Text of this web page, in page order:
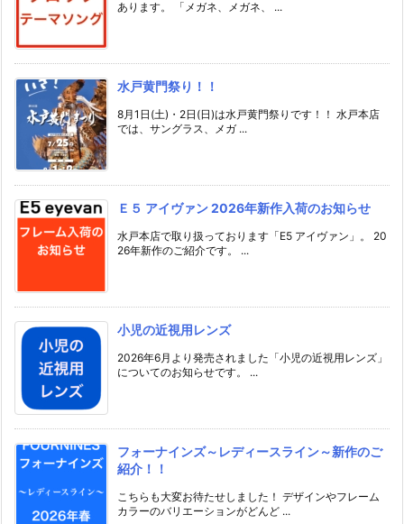
あります。 「メガネ、メガネ、 ...
水戸黄門祭り！！
8月1日(土)・2日(日)は水戸黄門祭りです！！ 水戸本店
では、サングラス、メガ ...
Ｅ５ アイヴァン 2026年新作入荷のお知らせ
水戸本店で取り扱っております「E5 アイヴァン」。 20
26年新作のご紹介です。 ...
小児の近視用レンズ
2026年6月より発売されました「小児の近視用レンズ」
についてのお知らせです。 ...
フォーナインズ～レディースライン～新作のご
紹介！！
こちらも大変お待たせしました！ デザインやフレーム
カラーのバリエーションがどんど ...